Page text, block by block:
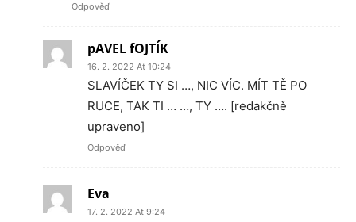
Odpověď
pAVEL fOJTÍK
16. 2. 2022 At 10:24
SLAVÍČEK TY SI …, NIC VÍC. MÍT TĚ PO
RUCE, TAK TI … …, TY …. [redakčně
upraveno]
Odpověď
Eva
17. 2. 2022 At 9:24